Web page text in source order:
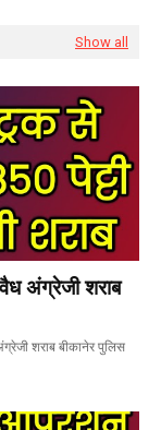
Show all
अंग्रेजी शराब
शराब बीकानेर पुलिस